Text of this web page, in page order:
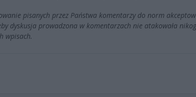
pisanych przez Państwa komentarzy do norm
dyskusja prowadzona w komentarzach nie atakowała
wpisach.